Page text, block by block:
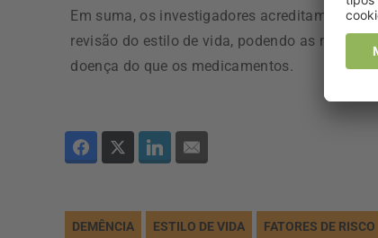
Em suma, os investigadores acreditam que
revisão do estilo de vida, podendo as
doença do que os medicamentos.
DEMÊNCIA ESTILO DE VIDA FATORES DE RISCO